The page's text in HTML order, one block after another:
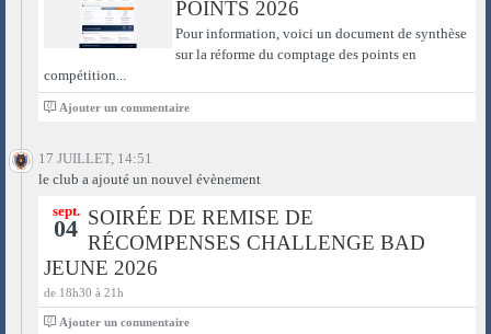
POINTS 2026
Pour information, voici un document de synthèse
sur la réforme du comptage des points en
compétition...
0 Ajouter un commentaire
17 JUILLET, 14:51
le club a ajouté un nouvel évènement
sept.
04 SOIRÉE DE REMISE DE
RÉCOMPENSES CHALLENGE BAD
JEUNE 2026
de 18h30 à 21h
0 Ajouter un commentaire